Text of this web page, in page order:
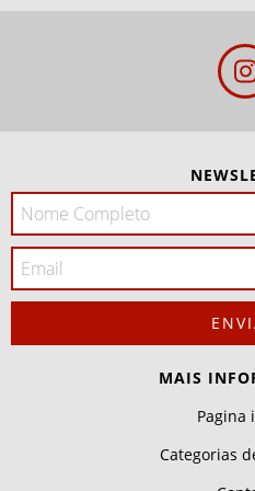
MAIS
Pagina
Categorias